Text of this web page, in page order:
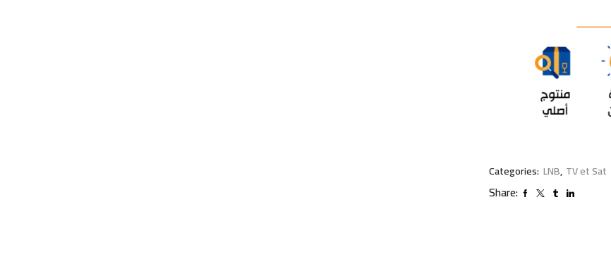
Categories: LNB, TV et Sat
Share: